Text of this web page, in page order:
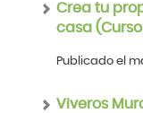
Crea tu
casa
Publicado el
Viveros